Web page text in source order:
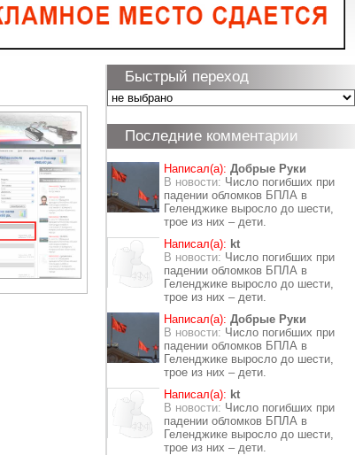
Быстрый переход
Последние комментарии
Написал(а): Добрые Руки
В новости: Число погибших при
падении обломков БПЛА в
Геленджике выросло до шести,
трое из них – дети.
Написал(а): kt
В новости: Число погибших при
падении обломков БПЛА в
Геленджике выросло до шести,
трое из них – дети.
Написал(а): Добрые Руки
В новости: Число погибших при
падении обломков БПЛА в
Геленджике выросло до шести,
трое из них – дети.
Написал(а): kt
В новости: Число погибших при
падении обломков БПЛА в
Геленджике выросло до шести,
трое из них – дети.